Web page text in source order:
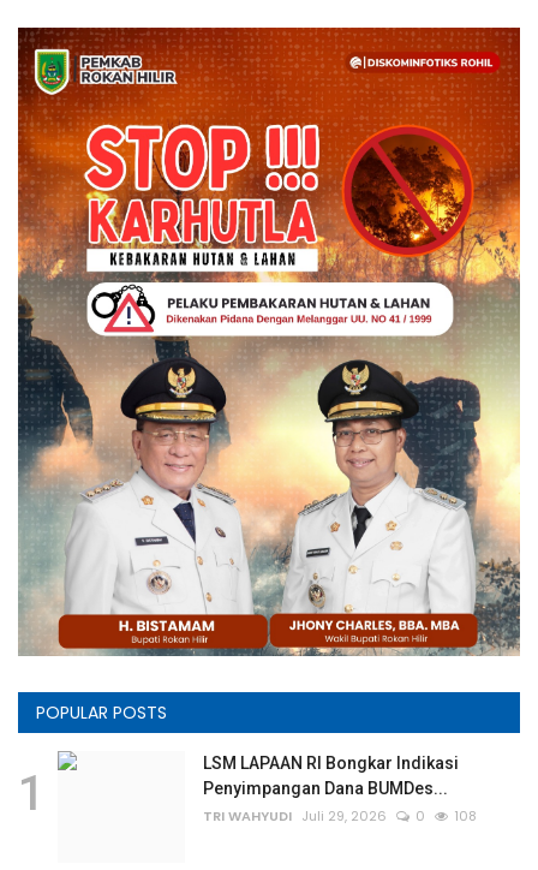
POPULAR POSTS
1
LSM LAPAAN RI Bongkar Indikasi
Penyimpangan Dana BUMDes...
TRI WAHYUDI Juli 29, 2026 0 108